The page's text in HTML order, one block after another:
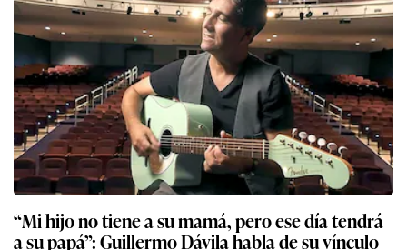
“Mi hijo no tiene a su mamá, pero ese día tendrá
a su papá”: Guillermo Dávila habla de su vínculo